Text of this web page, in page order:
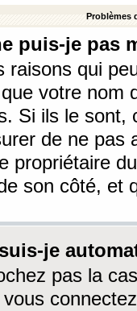
Problèmes
puis-je pas
raisons qui
votre nom
Si ils le sont,
de ne pas
propriétaire
son côté, et
je
pas la